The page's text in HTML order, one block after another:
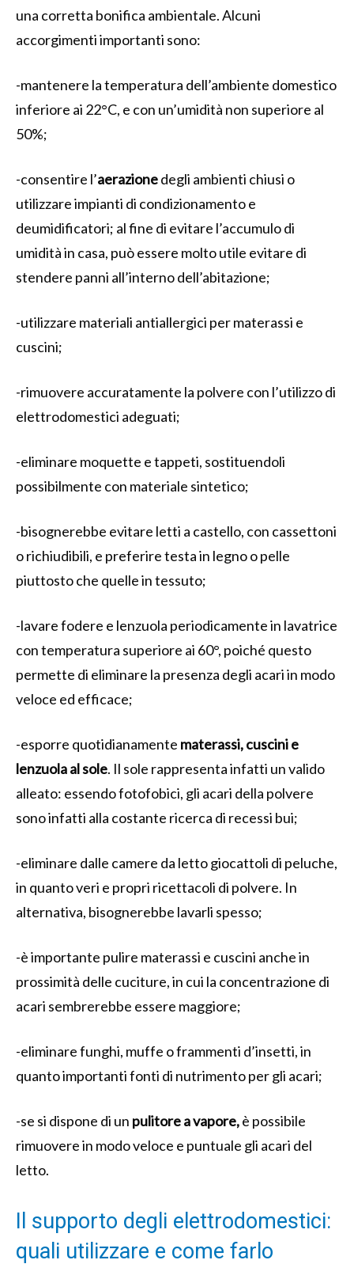
una corretta bonifica ambientale. Alcuni
accorgimenti importanti sono:
-mantenere la temperatura dell’ambiente domestico
inferiore ai 22°C, e con un’umidità non superiore al
50%;
-consentire l’aerazionedegli ambienti chiusi o
utilizzare impianti di condizionamento e
deumidificatori; al fine di evitare l’accumulo di
umidità in casa, può essere molto utile evitare di
stendere panni all’interno dell’abitazione;
-utilizzare materiali antiallergici per materassi e
cuscini;
-rimuovere accuratamente la polvere con l’utilizzo di
elettrodomestici adeguati;
-eliminare moquette e tappeti, sostituendoli
possibilmente con materiale sintetico;
-bisognerebbe evitare letti a castello, con cassettoni
o richiudibili, e preferire testa in legno o pelle
piuttosto che quelle in tessuto;
-lavare fodere e lenzuola periodicamente in lavatrice
con temperatura superiore ai 60°, poiché questo
permette di eliminare la presenza degli acari in modo
veloce ed efficace;
-esporre quotidianamente materassi, cuscini e
lenzuolaal sole. Il sole rappresenta infatti un valido
alleato: essendo fotofobici, gli acari della polvere
sono infatti alla costante ricerca di recessi bui;
-eliminare dalle camere da letto giocattoli di peluche,
in quanto veri e propri ricettacoli di polvere. In
alternativa, bisognerebbe lavarli spesso;
-è importante pulire materassi e cuscini anche in
prossimità delle cuciture, in cui la concentrazione di
acari sembrerebbe essere maggiore;
-eliminare funghi, muffe o frammenti d’insetti, in
quanto importanti fonti di nutrimento per gli acari;
-se si dispone di un pulitore a vapore,è possibile
rimuovere in modo veloce e puntuale gli acari del
letto.
Il supporto degli elettrodomestici:
quali utilizzare e come farlo